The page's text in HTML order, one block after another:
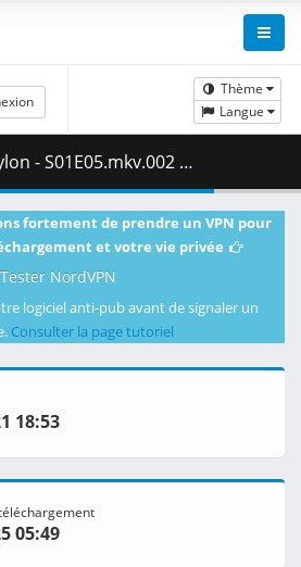
Thème
Langue
( 454.72 MB )
fortement de prendre un VPN pour
et votre vie privée
Tester NordVPN
logiciel anti-pub avant de signaler un
Consulter la page tutoriel
18:53
05:49